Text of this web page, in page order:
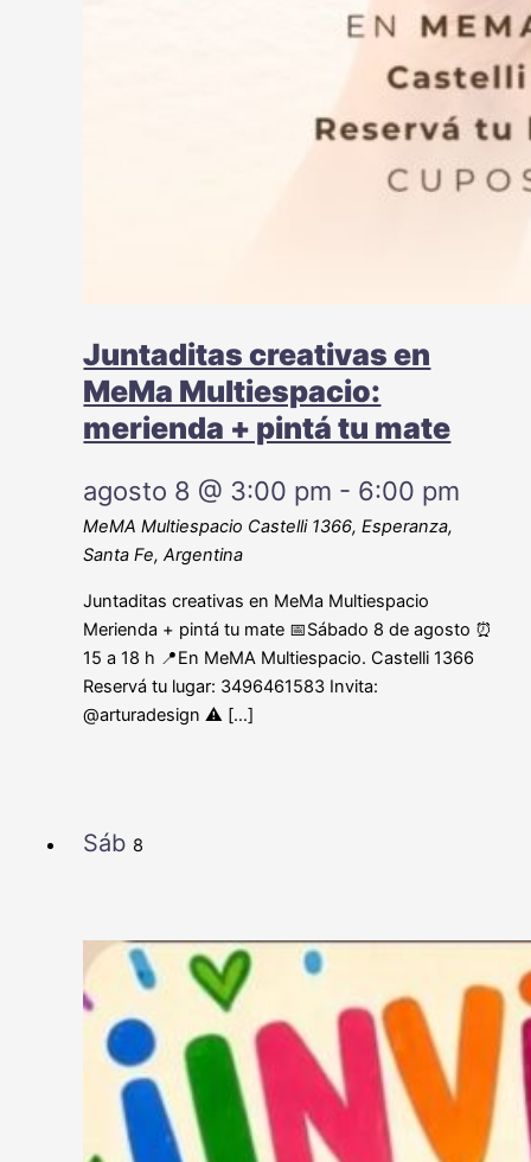
Juntaditas creativas en
MeMa Multiespacio:
merienda + pintá tu mate
agosto 8 @ 3:00 pm - 6:00 pm
MeMA Multiespacio Castelli 1366, Esperanza,
Santa Fe, Argentina
Juntaditas creativas en MeMa Multiespacio
Merienda + pintá tu mate 📅Sábado 8 de agosto ⏰
15 a 18 h 📍En MeMA Multiespacio. Castelli 1366
Reservá tu lugar: 3496461583 Invita:
@arturadesign ⚠️ […]
Sáb 8